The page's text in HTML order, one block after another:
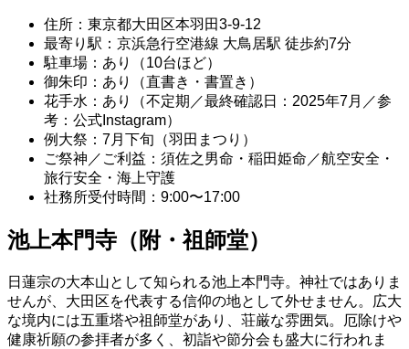
住所：東京都大田区本羽田3-9-12
最寄り駅：京浜急行空港線 大鳥居駅 徒歩約7分
駐車場：あり（10台ほど）
御朱印：あり（直書き・書置き）
花手水：あり（不定期／最終確認日：2025年7月／参
考：公式Instagram）
例大祭：7月下旬（羽田まつり）
ご祭神／ご利益：須佐之男命・稲田姫命／航空安全・
旅行安全・海上守護
社務所受付時間：9:00〜17:00
池上本門寺（附・祖師堂）
日蓮宗の大本山として知られる池上本門寺。神社ではありま
せんが、大田区を代表する信仰の地として外せません。広大
な境内には五重塔や祖師堂があり、荘厳な雰囲気。厄除けや
健康祈願の参拝者が多く、初詣や節分会も盛大に行われま